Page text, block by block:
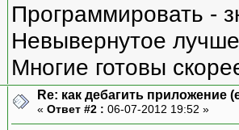
Программировать -
Невывернутое
Многие готовы
Re: как дебагить приложение
« Ответ #2 : 06-07-2012 19:52 »